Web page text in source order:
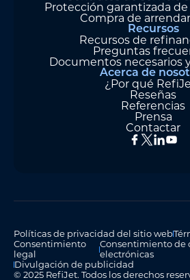
Protección garantizada de
Compra de
Recursos
Recursos de
Preguntas
Documentos necesarios
Acerca de
¿Por qué
Reseñas
Referencias
Prensa
Contactar
© 2025 RefiJet. Todos los derechos
Políticas de privacidad del sitio web
Consentimiento
legal
Consentimiento de
electrónicas
Divulgación de publicidad